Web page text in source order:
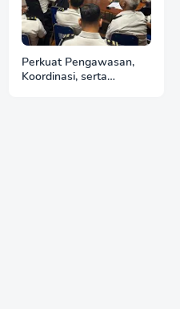
Perkuat Pengawasan,
Koordinasi, serta